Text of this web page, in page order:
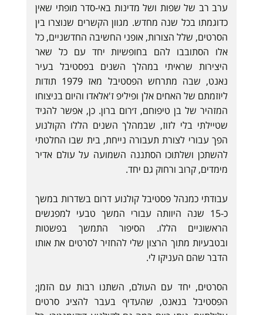
ערב רב של שפות ושל מדינות באי-סדר מופתי שאין
כדוגמתו בכל שנה מחדש. מגוון הקשרים שנוצרו בין
הסרטים, שלל הצורות, אופני החשיבה החדשניים, כל
אלו הסתובבו להם בחופשיות יחד עם כל שאר
היצירות שראיתי במהלך השנים בפסטיבל בעיר
נאנט, שבה מתרחש הפסטיבל מאז 1979 תודות
ליוזמתם של האחים אלן ופיליפ ז'אלאדו והיום בניצוחו
המזהיר של בן טיפוחם, ז׳רום ברון. כן, אפשר להגיד
שטיילתי בלי לזוז, שבמהלך השנים הללו הקולנוע
הפך עבורי לצורת תעבורה נייחת, בית שבו החלטתי
להשתכן ושלתוכו הסתננה השמועה על עולם אדיר
מימדים, קרוב ורחוק גם יחד.
עבודתי כמנהל פסטיבל קולנוע דרום בשדרות במשך
כ-15 שנה היוותה עבורי המשך טבעי למפגשים
הראשוניים הללו. הסיפור התמשך בפשטות
ובטבעיות מתוך הרצון שלי להחזיר לסרטים את אותו
הדבר שהם העניקו לי.
הסרטים, יחד עם העולם, השתנו רבות עם הזמן;
הפסטיבל בנאנט, שהעדיף בעבר להציג סרטים